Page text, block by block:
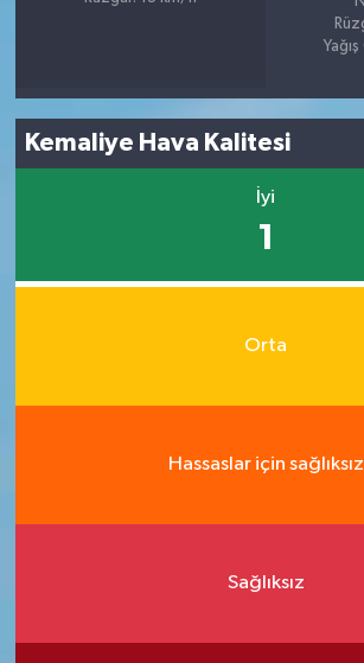
Yağış
Kemaliye Hava Kalitesi
İyi
1
Orta
Hassaslar için sağlıksız
Sağlıksız